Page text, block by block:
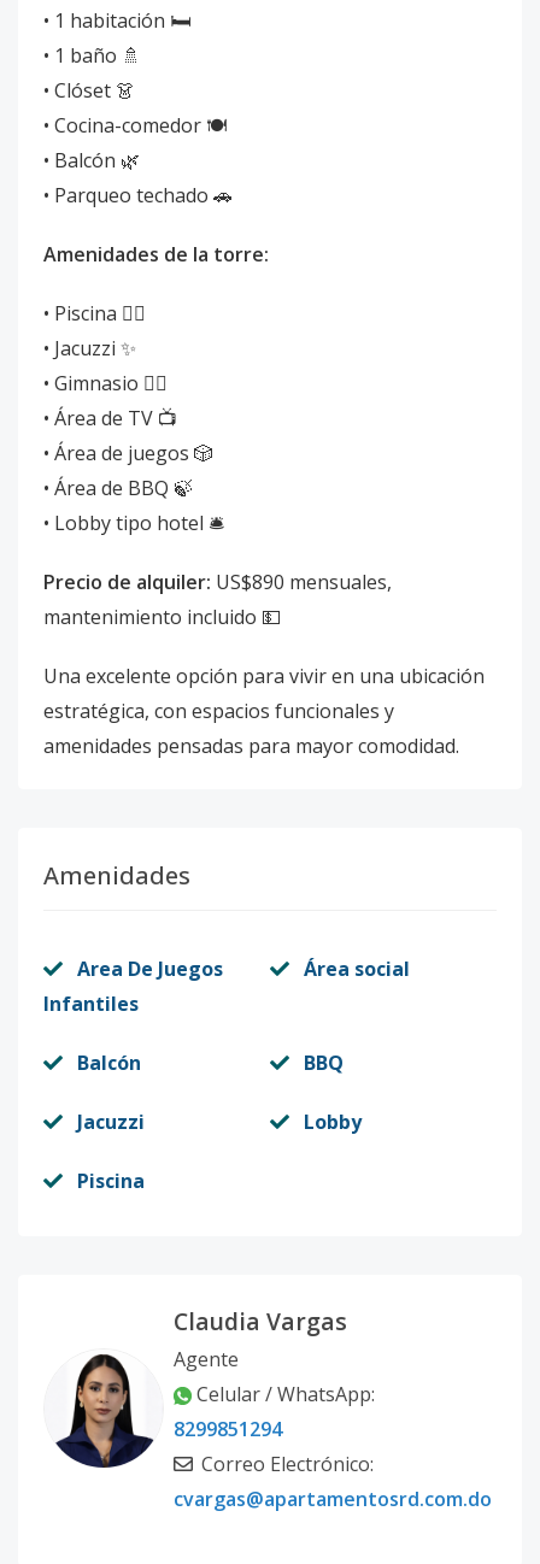
• 1 habitación 🛏️
• 1 baño 🚿
• Clóset 👗
• Cocina-comedor 🍽️
• Balcón 🌿
• Parqueo techado 🚗
Amenidades de la torre:
• Piscina 🏊‍♀️
• Jacuzzi ✨
• Gimnasio 🏋️‍♀️
• Área de TV 📺
• Área de juegos 🎲
• Área de BBQ 🍃
• Lobby tipo hotel 🛎️
Precio de alquiler: US$890 mensuales,
mantenimiento incluido 💵
Una excelente opción para vivir en una ubicación
estratégica, con espacios funcionales y
amenidades pensadas para mayor comodidad.
Amenidades
Area De Juegos
Infantiles
Área social
Balcón BBQ
Jacuzzi Lobby
Piscina
Claudia Vargas
Agente
Celular / WhatsApp:
8299851294
Correo Electrónico:
cvargas@apartamentosrd.com.do